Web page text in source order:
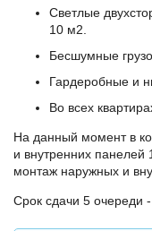
Светлые
10 м2.
Бесшумные
Гардеробные и
Во всех
На данный момент в
и внутренних панелей
монтаж наружных и
Срок сдачи 5 очереди -